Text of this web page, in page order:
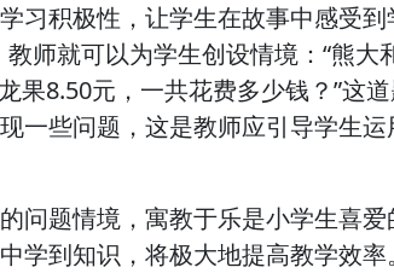
习积极性，让学生在故事中感受
教师就可以为学生创设情境：“熊
果8.50元，一共花费多少钱？”这
一些问题，这是教师应引导学生
问题情境，寓教于乐是小学生喜
学到知识，将极大地提高教学效率